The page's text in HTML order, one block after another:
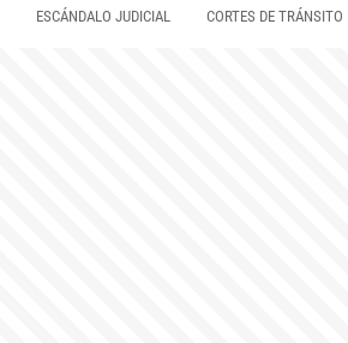
ESCÁNDALO JUDICIAL CORTES DE TRÁNSITO